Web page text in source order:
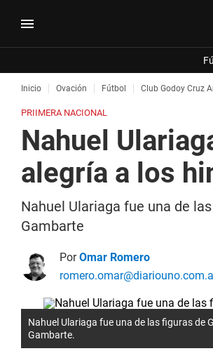
Inicio Ovación Fútbol Club Godoy Cruz
PRIIMERA NACIONAL
Nahuel
alegría a los
Nahuel Ulariaga fue una de
Gambarte
PorOmar Romero
Nahuel Ulariaga fue una de las figuras de
Gambarte.